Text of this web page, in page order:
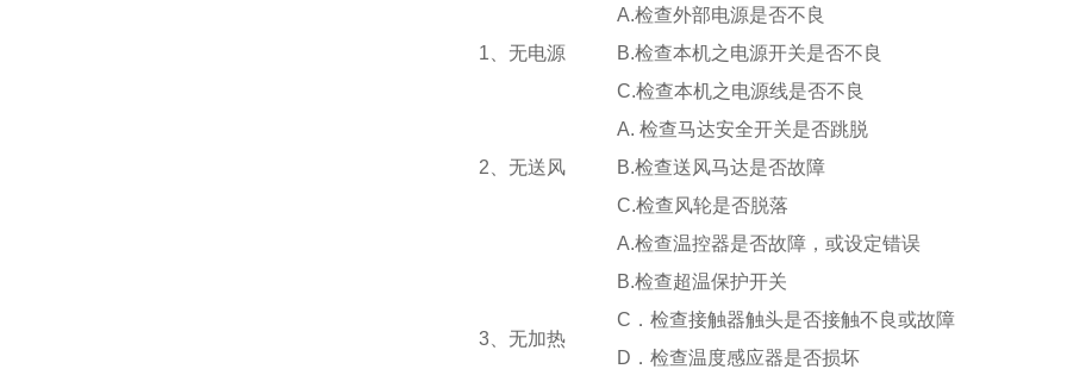
1、无电源
A.检查外部电源是否不良
B.检查本机之电源开关是否不良
C.检查本机之电源线是否不良
2、无送风
A. 检查马达安全开关是否跳脱
B.检查送风马达是否故障
C.检查风轮是否脱落
3、无加热
A.检查温控器是否故障，或设定错误
B.检查超温保护开关
C ． 检查接触器触头是否接触不良或故障
D ． 检查温度感应器是否损坏